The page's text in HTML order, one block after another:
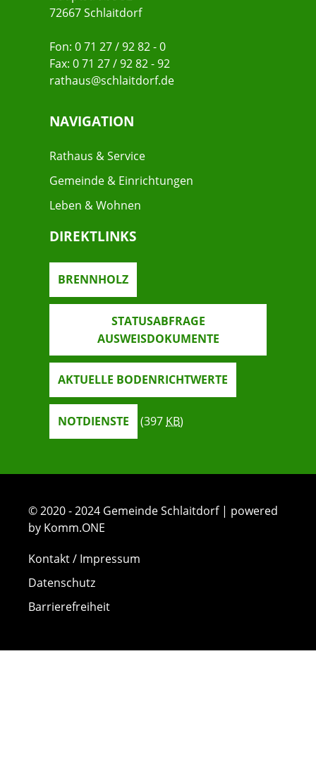
72667 Schlaitdorf
Fon: 0 71 27 / 92 82 - 0
Fax: 0 71 27 / 92 82 - 92
rathaus@schlaitdorf.de
NAVIGATION
Rathaus & Service
Gemeinde & Einrichtungen
Leben & Wohnen
DIREKTLINKS
BRENNHOLZ
STATUSABFRAGE
AUSWEISDOKUMENTE
AKTUELLE BODENRICHTWERTE
NOTDIENSTE (397 KB)
© 2020 - 2024 Gemeinde Schlaitdorf | powered
by Komm.ONE
Kontakt / Impressum
Datenschutz
Barrierefreiheit